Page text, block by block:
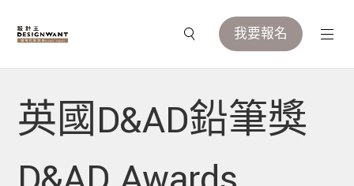
我要報名
英國D&AD鉛筆獎